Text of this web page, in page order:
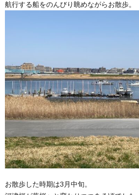
航行する船をのんびり眺めながらお散歩。
お散歩した時期は3月中旬。